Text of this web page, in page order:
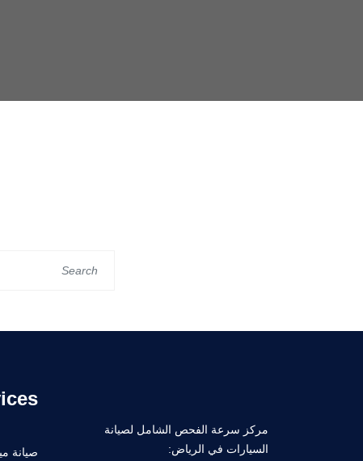
مركز سرعة الفحص الشامل لصيانة
السيارات في الرياض:
صيانة